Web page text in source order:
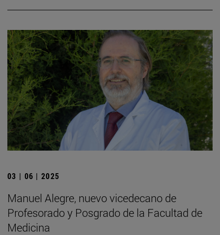
03 | 06 | 2025
Manuel Alegre, nuevo vicedecano de
Profesorado y Posgrado de la Facultad de
Medicina